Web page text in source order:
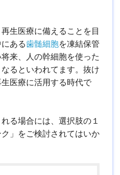
生医療に備えることを目
ある歯髄細胞を凍結保管
来、人の幹細胞を使った
るといわれてます。抜け
医療に活用する時代で
る場合には、選択肢の１
」をご検討されてはいか